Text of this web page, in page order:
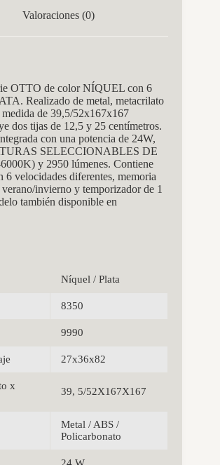
Valoraciones (0)
OTTO de color NÍQUEL con 6
Realizado de metal, metacrilato
de 39,5/52x167x167
dos tijas de 12,5 y 25 centímetros.
con una potencia de 24W,
SELECCIONABLES DE
y 2950 lúmenes. Contiene
6 velocidades diferentes, memoria
invierno y temporizador de 1
también disponible en
Níquel / Plata
8350
9990
27x36x82
x
39, 5/52X167X167
Metal / ABS /
Policarbonato
24 W